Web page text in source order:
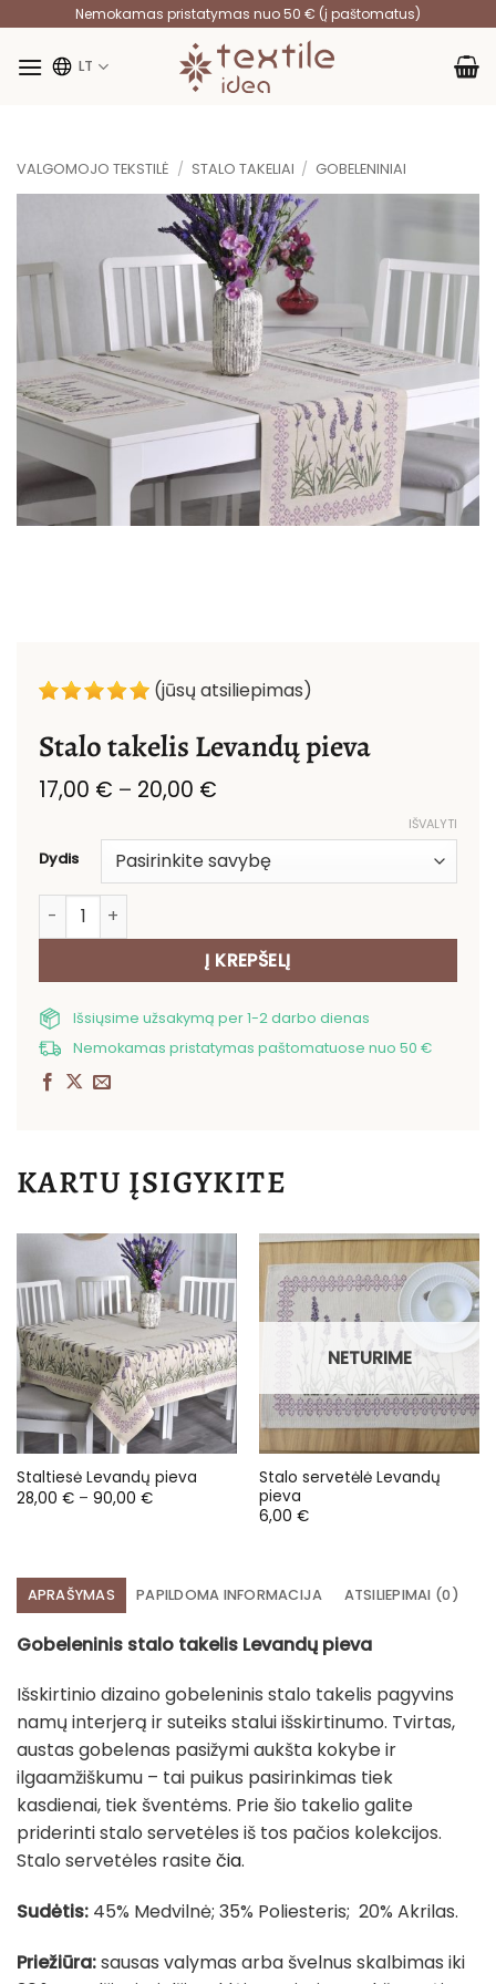
content
Nemokamas pristatymas nuo 50 € (į paštomatus)
LT
VALGOMOJO TEKSTILĖ / STALO TAKELIAI / GOBELENINIAI
(jūsų atsiliepimas)
Stalo takelis Levandų pieva
17,00 € – 20,00 €
through
20,00 €
Dydis
IŠVALYTI
produkto kiekis: Stalo takelis Levandų pieva
Į KREPŠELĮ
Išsiųsime užsakymą per 1-2 darbo dienas
Nemokamas pristatymas paštomatuose nuo 50 €
KARTU ĮSIGYKITE
Staltiesė Levandų pieva
28,00 € – 90,00 €Price
NETURIME
Stalo servetėlė Levandų
pieva
6,00 €
APRAŠYMAS PAPILDOMA INFORMACIJA ATSILIEPIMAI (0)
Gobeleninis stalo takelis Levandų pieva
Išskirtinio dizaino gobeleninis stalo takelis pagyvins
namų interjerą ir suteiks stalui išskirtinumo. Tvirtas,
austas gobelenas pasižymi aukšta kokybe ir
ilgaamžiškumu – tai puikus pasirinkimas tiek
kasdienai, tiek šventėms. Prie šio takelio galite
priderinti stalo servetėles iš tos pačios kolekcijos.
Stalo servetėles rasitečia.
Sudėtis: 45% Medvilnė; 35% Poliesteris; 20% Akrilas.
Priežiūra:sausas valymas arba švelnus skalbimas iki